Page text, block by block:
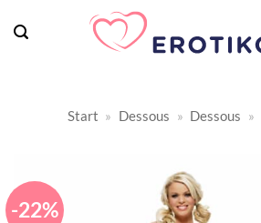
Inhalt
Start » Dessous » Dessous »
-22%